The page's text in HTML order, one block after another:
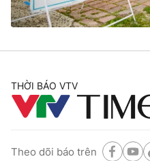
Thế giới đó đây
Tài chính
Thị trường
Dữ liệu và đời sống
Phim VTV
Nhân vật
Giải trí
Đời sống
THỜI BÁO VTV
Theo dõi báo trên